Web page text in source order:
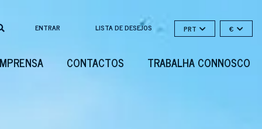
ENTRAR LISTA DE DESEJOS PRT €
CONTACTOS TRABALHA CONNOSCO